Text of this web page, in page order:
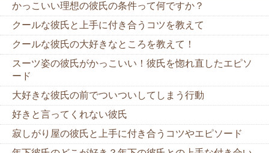
かっこいい理想の彼氏の条件って何ですか？
クールな彼氏と上手に付き合うコツを教えて
クールな彼氏の大好きなところを教えて！
スーツ姿の彼氏がかっこいい！彼氏を惚れ直したエピソ
ード
大好きな彼氏の前でついついしてしまう行動
好きと言ってくれない彼氏
寂しがり屋の彼氏と上手に付き合うコツやエピソード